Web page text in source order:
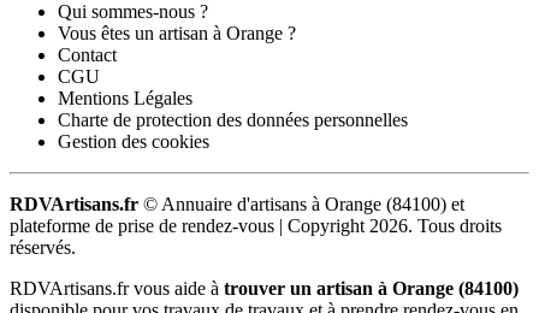
Qui sommes-nous ?
Vous êtes un artisan à Orange ?
Contact
CGU
Mentions Légales
Charte de protection des données personnelles
Gestion des cookies
RDVArtisans.fr © Annuaire d'artisans à Orange (84100) et
plateforme de prise de rendez-vous | Copyright 2026. Tous droits
réservés.
RDVArtisans.fr vous aide à trouver un artisan à Orange (84100)